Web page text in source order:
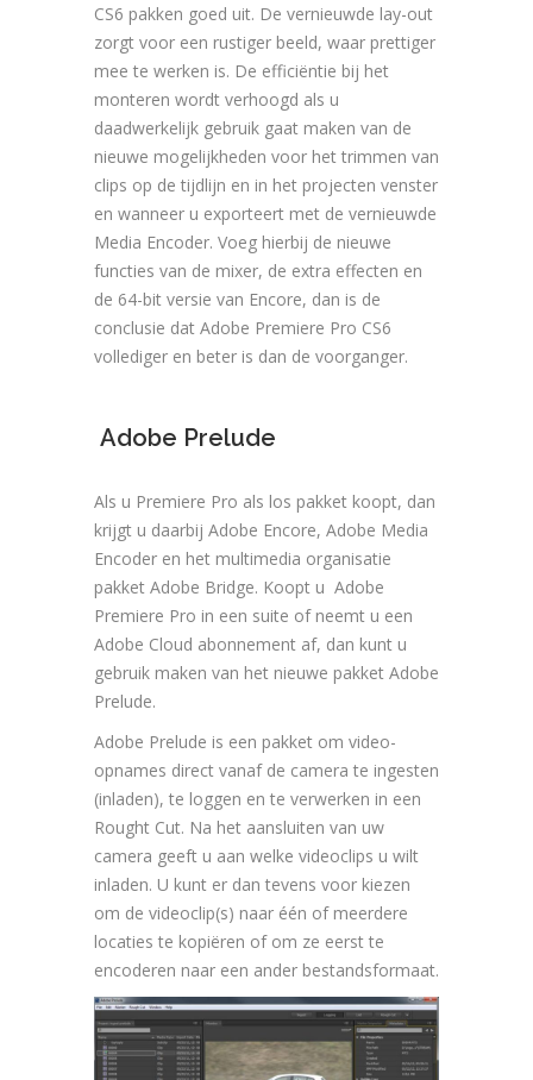
CS6 pakken goed uit. De vernieuwde lay-out
zorgt voor een rustiger beeld, waar prettiger
mee te werken is. De efficiëntie bij het
monteren wordt verhoogd als u
daadwerkelijk gebruik gaat maken van de
nieuwe mogelijkheden voor het trimmen van
clips op de tijdlijn en in het projecten venster
en wanneer u exporteert met de vernieuwde
Media Encoder. Voeg hierbij de nieuwe
functies van de mixer, de extra effecten en
de 64-bit versie van Encore, dan is de
conclusie dat Adobe Premiere Pro CS6
vollediger en beter is dan de voorganger.
Adobe Prelude
Als u Premiere Pro als los pakket koopt, dan
krijgt u daarbij Adobe Encore, Adobe Media
Encoder en het multimedia organisatie
pakket Adobe Bridge. Koopt u Adobe
Premiere Pro in een suite of neemt u een
Adobe Cloud abonnement af, dan kunt u
gebruik maken van het nieuwe pakket Adobe
Prelude.
Adobe Prelude is een pakket om video-
opnames direct vanaf de camera te ingesten
(inladen), te loggen en te verwerken in een
Rought Cut. Na het aansluiten van uw
camera geeft u aan welke videoclips u wilt
inladen. U kunt er dan tevens voor kiezen
om de videoclip(s) naar één of meerdere
locaties te kopiëren of om ze eerst te
encoderen naar een ander bestandsformaat.